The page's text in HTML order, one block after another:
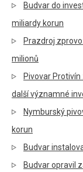
Budvar do
miliardy korun
Prazdroj
milionů
Pivovar
další významné
Nymburský
korun
Budvar
Budvar opravil